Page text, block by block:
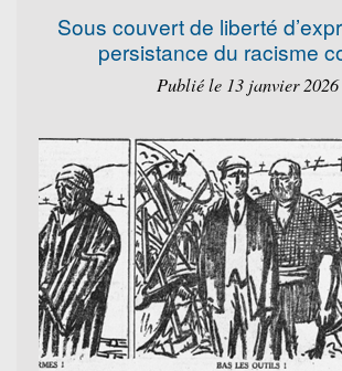
Sous couvert de liberté
persistance du racisme
Publié le 13 janvier 2026